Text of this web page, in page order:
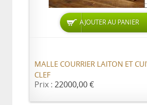
AJOUTER AU PANIER
MALLE COURRIER LAITON ET
CLEF
Prix : 22000,00 €